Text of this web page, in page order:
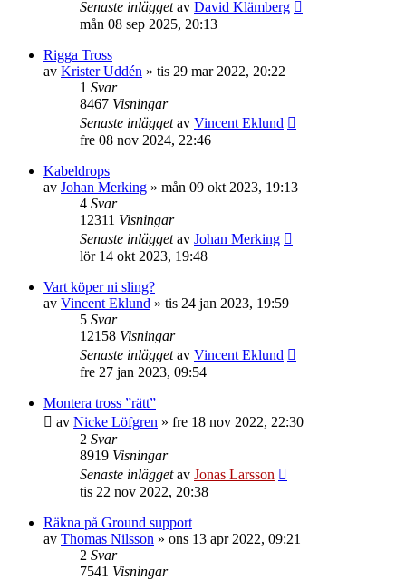
Senaste inläggetav David Klämberg
mån 08 sep 2025, 20:13
Rigga Tross
av Krister Uddén » tis 29 mar 2022, 20:22
1 Svar
8467 Visningar
Senaste inläggetav Vincent Eklund
fre 08 nov 2024, 22:46
Kabeldrops
av Johan Merking » mån 09 okt 2023, 19:13
4 Svar
12311 Visningar
Senaste inläggetav Johan Merking
lör 14 okt 2023, 19:48
Vart köper ni sling?
av Vincent Eklund » tis 24 jan 2023, 19:59
5 Svar
12158 Visningar
Senaste inläggetav Vincent Eklund
fre 27 jan 2023, 09:54
Montera tross ”rätt”
av Nicke Löfgren » fre 18 nov 2022, 22:30
2 Svar
8919 Visningar
Senaste inläggetav Jonas Larsson
tis 22 nov 2022, 20:38
Räkna på Ground support
av Thomas Nilsson » ons 13 apr 2022, 09:21
2 Svar
7541 Visningar